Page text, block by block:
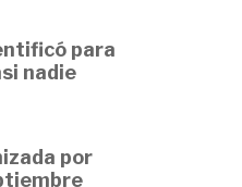
para
nadie
por